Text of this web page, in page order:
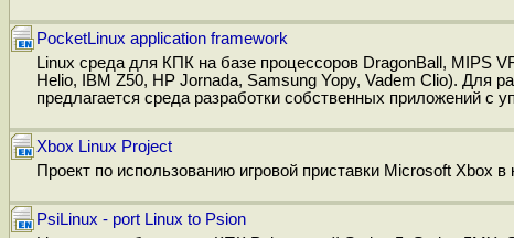
PocketLinux application framework
Linux среда для КПК на базе процессоров DragonBall, MIPS
Helio, IBM Z50, HP Jornada, Samsung Yopy, Vadem Clio). Для
предлагается среда разработки собственных приложений с
Xbox Linux Project
Проект по использованию игровой приставки Microsoft Xbox в
PsiLinux - port Linux to Psion